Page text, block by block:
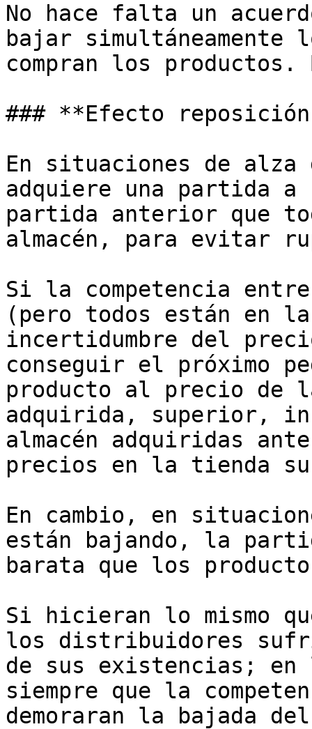
No hace falta un
bajar
compran los
### **Efecto
En situaciones de alza
adquiere una partida
partida anterior que
almacén, para evitar
Si la competencia
(pero todos están en
incertidumbre del
conseguir el próximo
producto al precio de
adquirida, superior,
almacén adquiridas
precios en la tienda
En cambio, en
están bajando, la
barata que los
Si hicieran lo mismo
los distribuidores
de sus existencias;
siempre que la
demoraran la bajada